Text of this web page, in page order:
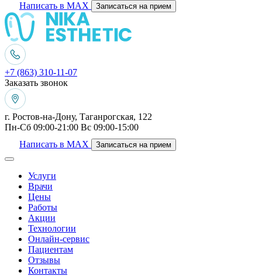
Написать в MAX
Записаться на прием
+7 (863) 310-11-07
Заказать звонок
г. Ростов-на-Дону, Таганрогская, 122
Пн-Сб 09:00-21:00 Вс 09:00-15:00
Написать в MAX
Записаться на прием
Услуги
Врачи
Цены
Работы
Акции
Технологии
Онлайн-сервис
Пациентам
Отзывы
Контакты